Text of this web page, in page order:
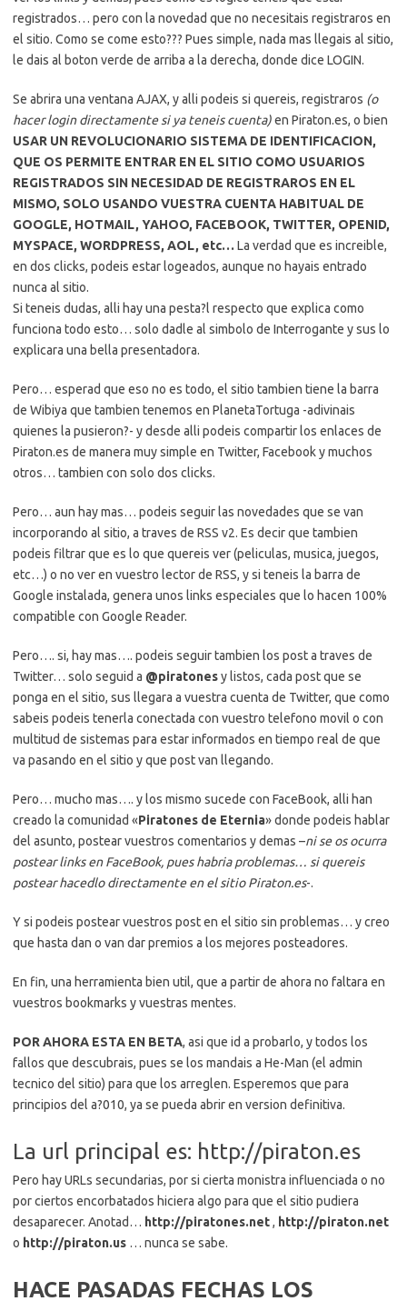
registrados… pero con la novedad que no necesitais registraros en
el sitio. Como se come esto??? Pues simple, nada mas llegais al sitio,
le dais al boton verde de arriba a la derecha, donde dice LOGIN.
Se abrira una ventana AJAX, y alli podeis si quereis, registraros (o
hacer login directamente si ya teneis cuenta)en Piraton.es, o bien
USAR UN REVOLUCIONARIO SISTEMA DE IDENTIFICACION,
QUE OS PERMITE ENTRAR EN EL SITIO COMO USUARIOS
REGISTRADOS SIN NECESIDAD DE REGISTRAROS EN EL
MISMO, SOLO USANDO VUESTRA CUENTA HABITUAL DE
GOOGLE, HOTMAIL, YAHOO, FACEBOOK, TWITTER, OPENID,
MYSPACE, WORDPRESS, AOL, etc… La verdad que es increible,
en dos clicks, podeis estar logeados, aunque no hayais entrado
nunca al sitio.
Si teneis dudas, alli hay una pesta?l respecto que explica como
funciona todo esto… solo dadle al simbolo de Interrogante y sus lo
explicara una bella presentadora.
Pero… esperad que eso no es todo, el sitio tambien tiene la barra
de Wibiya que tambien tenemos en PlanetaTortuga -adivinais
quienes la pusieron?- y desde alli podeis compartir los enlaces de
Piraton.es de manera muy simple en Twitter, Facebook y muchos
otros… tambien con solo dos clicks.
Pero… aun hay mas… podeis seguir las novedades que se van
incorporando al sitio, a traves de RSS v2. Es decir que tambien
podeis filtrar que es lo que quereis ver (peliculas, musica, juegos,
etc…) o no ver en vuestro lector de RSS, y si teneis la barra de
Google instalada, genera unos links especiales que lo hacen 100%
compatible con Google Reader.
Pero…. si, hay mas…. podeis seguir tambien los post a traves de
Twitter… solo seguid a @piratonesy listos, cada post que se
ponga en el sitio, sus llegara a vuestra cuenta de Twitter, que como
sabeis podeis tenerla conectada con vuestro telefono movil o con
multitud de sistemas para estar informados en tiempo real de que
va pasando en el sitio y que post van llegando.
Pero… mucho mas…. y los mismo sucede con FaceBook, alli han
creado la comunidad «Piratones de Eternia» donde podeis hablar
del asunto, postear vuestros comentarios y demas –ni se os ocurra
postear links en FaceBook, pues habria problemas… si quereis
postear hacedlo directamente en el sitio Piraton.es-.
Y si podeis postear vuestros post en el sitio sin problemas… y creo
que hasta dan o van dar premios a los mejores posteadores.
En fin, una herramienta bien util, que a partir de ahora no faltara en
vuestros bookmarks y vuestras mentes.
POR AHORA ESTA EN BETA, asi que id a probarlo, y todos los
fallos que descubrais, pues se los mandais a He-Man (el admin
tecnico del sitio) para que los arreglen. Esperemos que para
principios del a?010, ya se pueda abrir en version definitiva.
La url principal es: http://piraton.es
Pero hay URLs secundarias, por si cierta monistra influenciada o no
por ciertos encorbatados hiciera algo para que el sitio pudiera
desaparecer. Anotad… http://piratones.net, http://piraton.net
o http://piraton.us … nunca se sabe.
HACE PASADAS FECHAS LOS